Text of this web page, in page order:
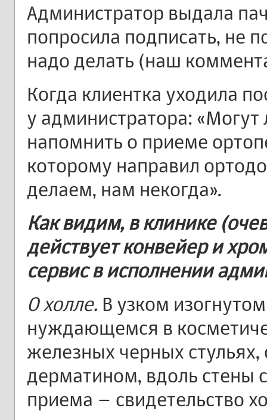
Администратор выдала
попросила подписать, не
надо делать (наш
Когда клиентка уходила
у администратора:
напомнить о приеме
которому направил
делаем, нам некогда».
Как видим, в клинике
действует конвейер и
сервис в исполнении
О холле. В узком
нуждающемся в
железных черных
дерматином, вдоль стены
приема – свидетельство